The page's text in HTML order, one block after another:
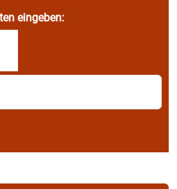
eingeben: